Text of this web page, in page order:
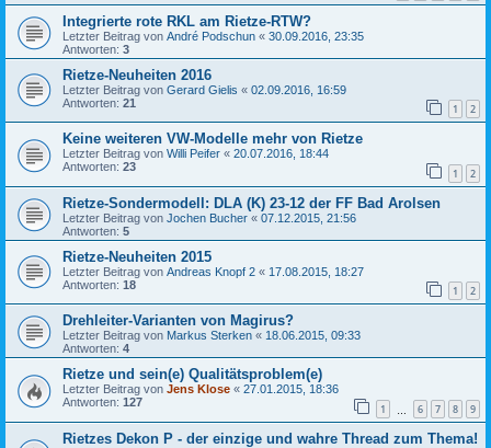
Integrierte rote RKL am Rietze-RTW?
Letzter Beitrag von André Podschun « 30.09.2016, 23:35
Antworten: 3
Rietze-Neuheiten 2016
Letzter Beitrag von Gerard Gielis « 02.09.2016, 16:59
Antworten: 21 1 2
Keine weiteren VW-Modelle mehr von Rietze
Letzter Beitrag von Willi Peifer « 20.07.2016, 18:44
Antworten: 23 1 2
Rietze-Sondermodell: DLA (K) 23-12 der FF Bad Arolsen
Letzter Beitrag von Jochen Bucher « 07.12.2015, 21:56
Antworten: 5
Rietze-Neuheiten 2015
Letzter Beitrag von Andreas Knopf 2 « 17.08.2015, 18:27
Antworten: 18 1 2
Drehleiter-Varianten von Magirus?
Letzter Beitrag von Markus Sterken « 18.06.2015, 09:33
Antworten: 4
Rietze und sein(e) Qualitätsproblem(e)
Letzter Beitrag von Jens Klose « 27.01.2015, 18:36
Antworten: 127 1 6 7 8 9
Rietzes Dekon P - der einzige und wahre Thread zum Thema!